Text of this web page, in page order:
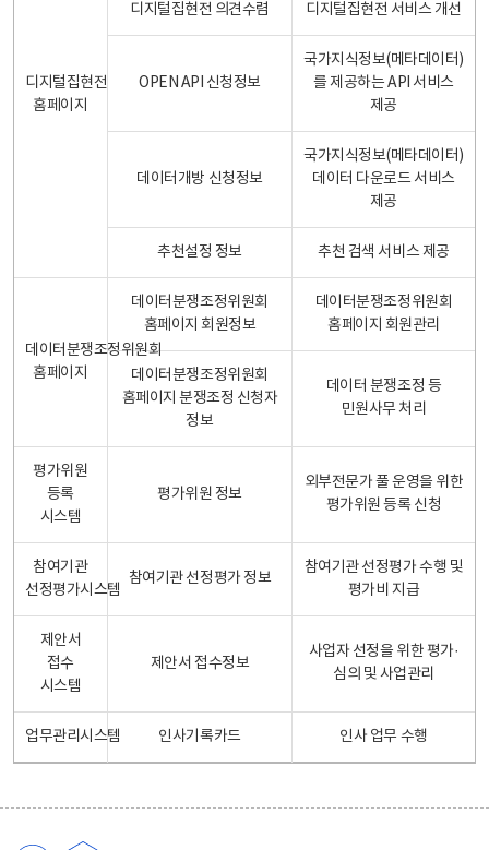
디지털집현전
홈페이지
디지털집현전 의견수렴 디지털집현전 서비스 개선
OPEN API 신청정보
국가지식정보(메타데이터)
를 제공하는 API 서비스
제공
데이터개방 신청정보
국가지식정보(메타데이터)
데이터 다운로드 서비스
제공
추천설정 정보 추천 검색 서비스 제공
데이터분쟁조정위원회
홈페이지
데이터분쟁조정위원회
홈페이지 회원정보
데이터분쟁조정위원회
홈페이지 회원관리
데이터분쟁조정위원회
홈페이지 분쟁조정 신청자
정보
데이터 분쟁조정 등
민원사무 처리
평가위원
등록
시스템
평가위원 정보
외부전문가 풀 운영을 위한
평가위원 등록 신청
참여기관
선정평가시스템
참여기관 선정평가 정보
참여기관 선정평가 수행 및
평가비 지급
제안서
접수
시스템
제안서 접수정보
사업자 선정을 위한 평가·
심의 및 사업관리
업무관리시스템 인사기록카드 인사 업무 수행